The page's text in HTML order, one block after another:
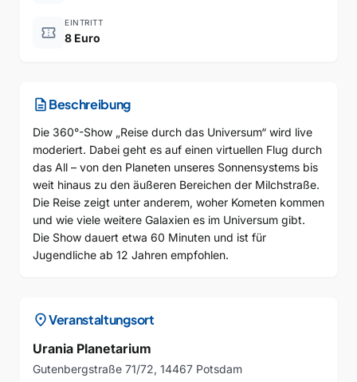
confirmation_number
EINTRITT
8 Euro
descriptionBeschreibung
Die 360°-Show „Reise durch das Universum“ wird live
moderiert. Dabei geht es auf einen virtuellen Flug durch
das All – von den Planeten unseres Sonnensystems bis
weit hinaus zu den äußeren Bereichen der Milchstraße.
Die Reise zeigt unter anderem, woher Kometen kommen
und wie viele weitere Galaxien es im Universum gibt.
Die Show dauert etwa 60 Minuten und ist für
Jugendliche ab 12 Jahren empfohlen.
location_onVeranstaltungsort
Urania Planetarium
Gutenbergstraße 71/72, 14467 Potsdam